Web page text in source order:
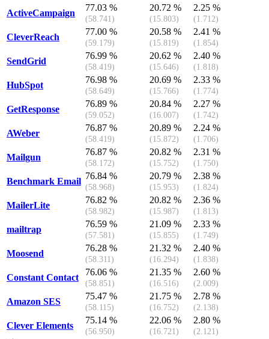
ActiveCampaign
77.03 %
(58.741)
20.72 %
(15.803)
2.25 %
(1.712)
CleverReach
77.00 %
(59.179)
20.58 %
(15.819)
2.41 %
(1.854)
SendGrid
76.99 %
(58.419)
20.62 %
(15.646)
2.40 %
(1.818)
HubSpot
76.98 %
(58.649)
20.69 %
(15.766)
2.33 %
(1.774)
GetResponse
76.89 %
(59.052)
20.84 %
(16.007)
2.27 %
(1.742)
AWeber
76.87 %
(58.419)
20.89 %
(15.872)
2.24 %
(1.706)
Mailgun
76.87 %
(58.172)
20.82 %
(15.752)
2.31 %
(1.750)
Benchmark Email
76.84 %
(58.968)
20.79 %
(15.953)
2.38 %
(1.824)
MailerLite
76.82 %
(58.982)
20.82 %
(15.987)
2.36 %
(1.813)
mailtrap
76.59 %
(57.581)
21.09 %
(15.855)
2.33 %
(1.749)
Moosend
76.28 %
(58.311)
21.32 %
(16.294)
2.40 %
(1.838)
Constant Contact
76.06 %
(58.851)
21.35 %
(16.516)
2.60 %
(2.009)
Amazon SES
75.47 %
(58.115)
21.75 %
(16.752)
2.78 %
(2.138)
Clever Elements
75.14 %
(56.950)
22.06 %
(16.721)
2.80 %
(2.121)